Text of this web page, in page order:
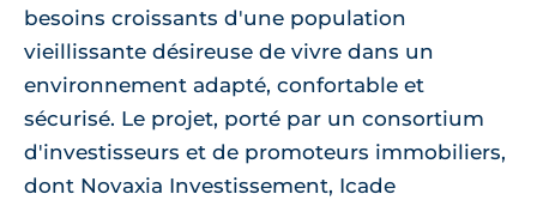
besoins croissants d'une population
vieillissante désireuse de vivre dans un
environnement adapté, confortable et
sécurisé. Le projet, porté par un consortium
d'investisseurs et de promoteurs immobiliers,
dont Novaxia Investissement, Icade